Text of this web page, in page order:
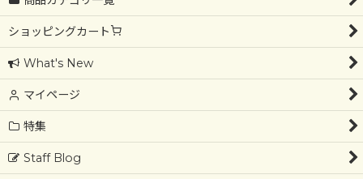
ショッピングカート
What's New
マイページ
特集
Staff Blog